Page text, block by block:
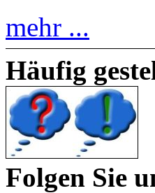
mehr ...
Häufig
Folgen Sie